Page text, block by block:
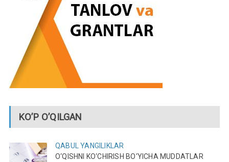
KO’P O’QILGAN
QABUL YANGILIKLAR
O‘QISHNI KO‘CHIRISH BO‘YICHA MUDDATLAR